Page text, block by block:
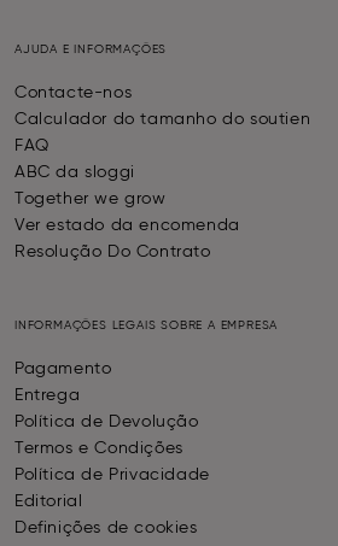
AJUDA E INFORMAÇÕES
Contacte-nos
Calculador do tamanho do soutien
FAQ
ABC da sloggi
Together we grow
Ver estado da encomenda
Resolução Do Contrato
INFORMAÇÕES LEGAIS SOBRE A EMPRESA
Pagamento
Entrega
Política de Devolução
Termos e Condições
Política de Privacidade
Editorial
Definições de cookies